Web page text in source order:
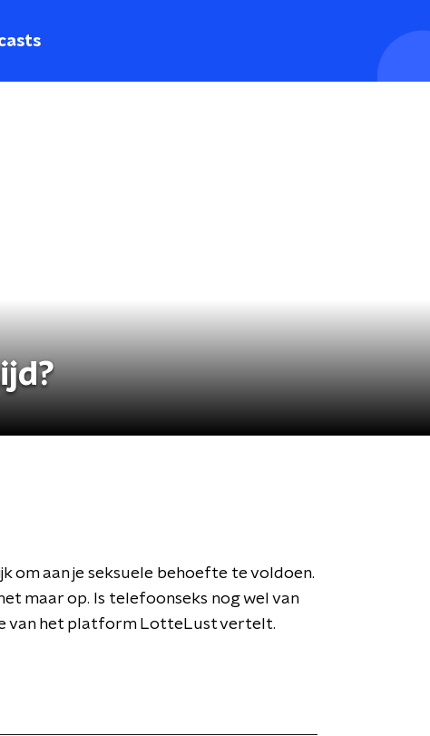
om aan je seksuele behoefte te voldoen.
maar op. Is telefoonseks nog wel van
van het platform LotteLust vertelt.